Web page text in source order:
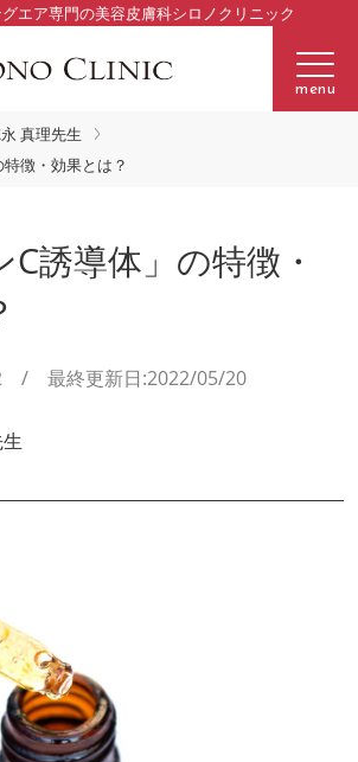
エア専門の美容皮膚科シロノクリニック
menu
真理先生
特徴・効果とは？
C誘導体」の特徴・
/ 最終更新日:2022/05/20